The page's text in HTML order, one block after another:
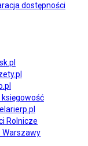
dostępności
księgowość
Rolnicze
Warszawy